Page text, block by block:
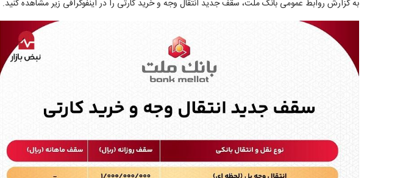
به گزارش روابط عمومی بانک ملت، سقف جدید انتقال وجه و خرید کارتی را در اینفوگرافی زیر مشاهده کنید.